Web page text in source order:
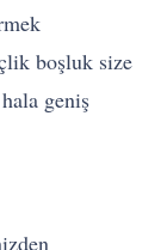
boşluk size
geniş